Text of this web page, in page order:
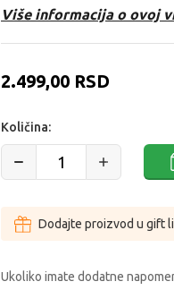
Više informacija o ovoj
2.499,00 RSD
Količina:
Dodajte proizvod u gift
Ukoliko imate dodatne